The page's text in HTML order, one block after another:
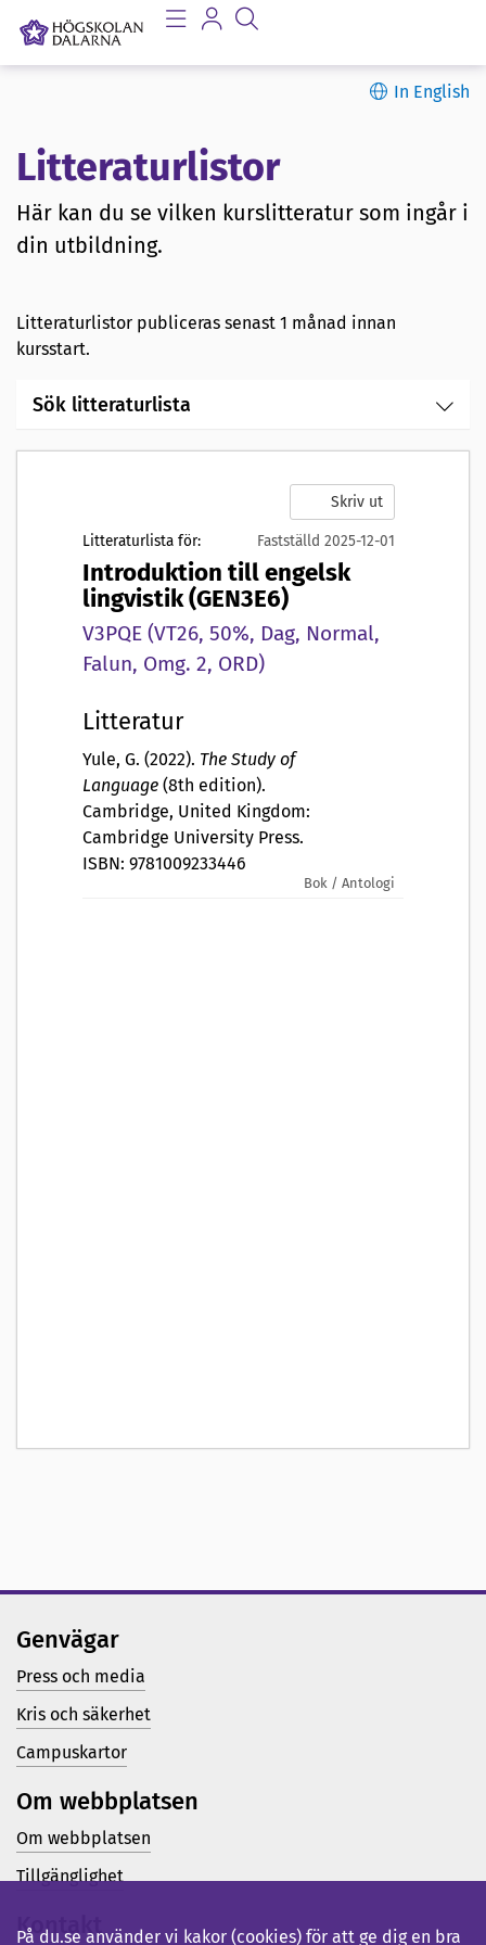
In English
Litteraturlistor
Här kan du se vilken kurslitteratur som ingår i
din utbildning.
Litteraturlistor publiceras senast 1 månad innan
kursstart.
Sök litteraturlista
Skriv ut
Litteraturlista för: Fastställd 2025-12-01
Introduktion till engelsk
lingvistik (GEN3E6)
V3PQE (VT26, 50%, Dag, Normal,
Falun, Omg. 2, ORD)
Litteratur
Yule, G. (2022). The Study of
Language (8th edition).
Cambridge, United Kingdom:
Cambridge University Press.
ISBN: 9781009233446
Bok / Antologi
Genvägar
Press och media
Kris och säkerhet
Campuskartor
Om webbplatsen
Om webbplatsen
Tillgänglighet
Kontakt
På du.se använder vi kakor (cookies) för att ge dig en bra